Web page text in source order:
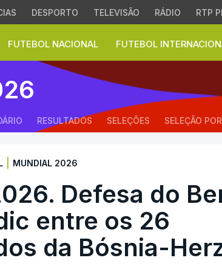
DESPORTO TELEVISÃO RÁDIO RTP
FUTEBOL NACIONAL FUTEBOL
Defesa do
RESULTADOS SELEÇÕES SELEÇÃO
MUNDIAL 2026
Defesa do
entre os 26
da Bósnia-